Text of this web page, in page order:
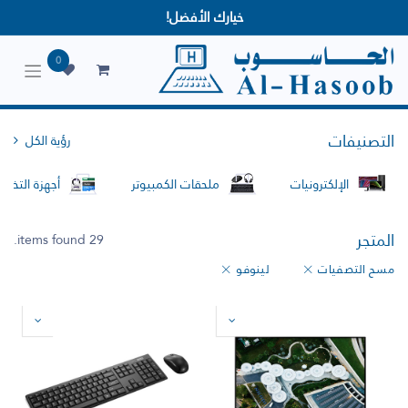
خيارك الأفضل!
0
التصنيفات
رؤية الكل
الإلكترونيات
ملحقات الكمبيوتر أجهزة
المتجر 29 items found.
مسح التصفيات لينوفو